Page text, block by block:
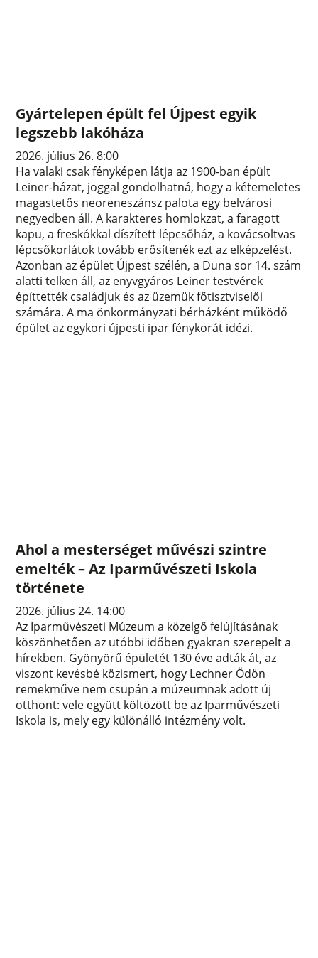
Gyártelepen épült fel Újpest egyik
legszebb lakóháza
2026. július 26. 8:00
Ha valaki csak fényképen látja az 1900-ban épült
Leiner-házat, joggal gondolhatná, hogy a kétemeletes
magastetős neoreneszánsz palota egy belvárosi
negyedben áll. A karakteres homlokzat, a faragott
kapu, a freskókkal díszített lépcsőház, a kovácsoltvas
lépcsőkorlátok tovább erősítenék ezt az elképzelést.
Azonban az épület Újpest szélén, a Duna sor 14. szám
alatti telken áll, az enyvgyáros Leiner testvérek
építtették családjuk és az üzemük főtisztviselői
számára. A ma önkormányzati bérházként működő
épület az egykori újpesti ipar fénykorát idézi.
Ahol a mesterséget művészi szintre
emelték – Az Iparművészeti Iskola
története
2026. július 24. 14:00
Az Iparművészeti Múzeum a közelgő felújításának
köszönhetően az utóbbi időben gyakran szerepelt a
hírekben. Gyönyörű épületét 130 éve adták át, az
viszont kevésbé közismert, hogy Lechner Ödön
remekműve nem csupán a múzeumnak adott új
otthont: vele együtt költözött be az Iparművészeti
Iskola is, mely egy különálló intézmény volt.